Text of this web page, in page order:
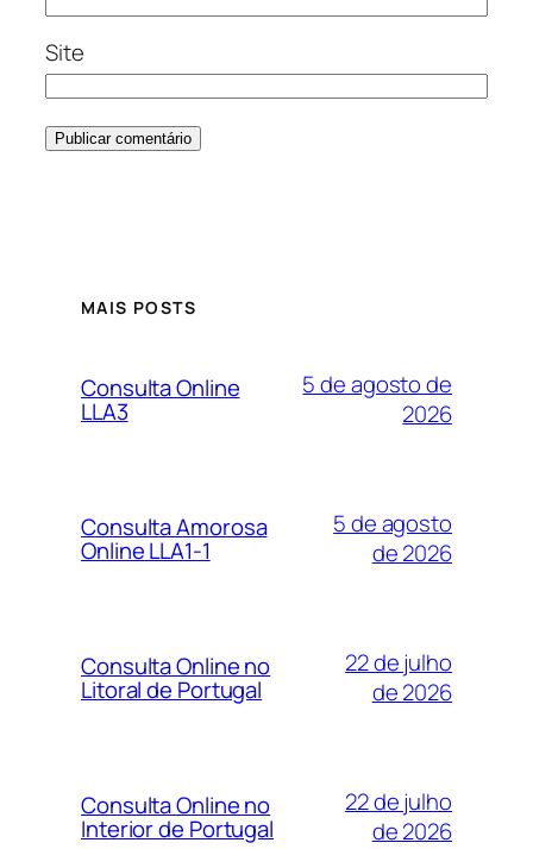
Site
MAIS POSTS
Consulta Online
LLA3
5 de agosto de
2026
Consulta Amorosa
Online LLA1-1
5 de agosto
de 2026
Consulta Online no
Litoral de Portugal
22 de julho
de 2026
Consulta Online no
Interior de Portugal
22 de julho
de 2026